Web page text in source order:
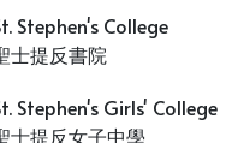
Stephen's College
士提反書院
Stephen's Girls' College
士提反女子中學